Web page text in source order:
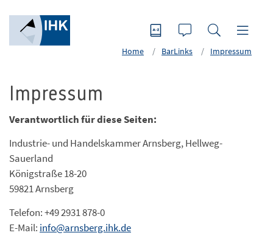
Home BarLinks Impressum
Impressum
Verantwortlich für diese Seiten:
Industrie- und Handelskammer Arnsberg, Hellweg-
Sauerland
Königstraße 18-20
59821 Arnsberg
Telefon: +49 2931 878-0
E-Mail: info@arnsberg.ihk.de